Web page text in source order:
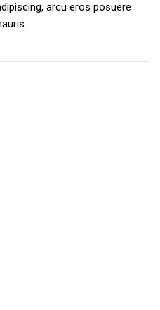
arcu eros posuere